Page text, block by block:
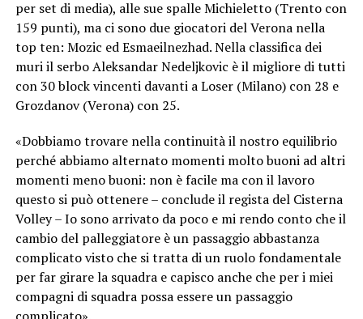
per set di media), alle sue spalle Michieletto (Trento con
159 punti), ma ci sono due giocatori del Verona nella
top ten: Mozic ed Esmaeilnezhad. Nella classifica dei
muri il serbo Aleksandar Nedeljkovic è il migliore di tutti
con 30 block vincenti davanti a Loser (Milano) con 28 e
Grozdanov (Verona) con 25.
«Dobbiamo trovare nella continuità il nostro equilibrio
perché abbiamo alternato momenti molto buoni ad altri
momenti meno buoni: non è facile ma con il lavoro
questo si può ottenere – conclude il regista del Cisterna
Volley – Io sono arrivato da poco e mi rendo conto che il
cambio del palleggiatore è un passaggio abbastanza
complicato visto che si tratta di un ruolo fondamentale
per far girare la squadra e capisco anche che per i miei
compagni di squadra possa essere un passaggio